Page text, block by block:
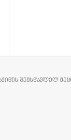
ᲨᲔᲛᲡᲬᲐᲕᲚᲔᲚ